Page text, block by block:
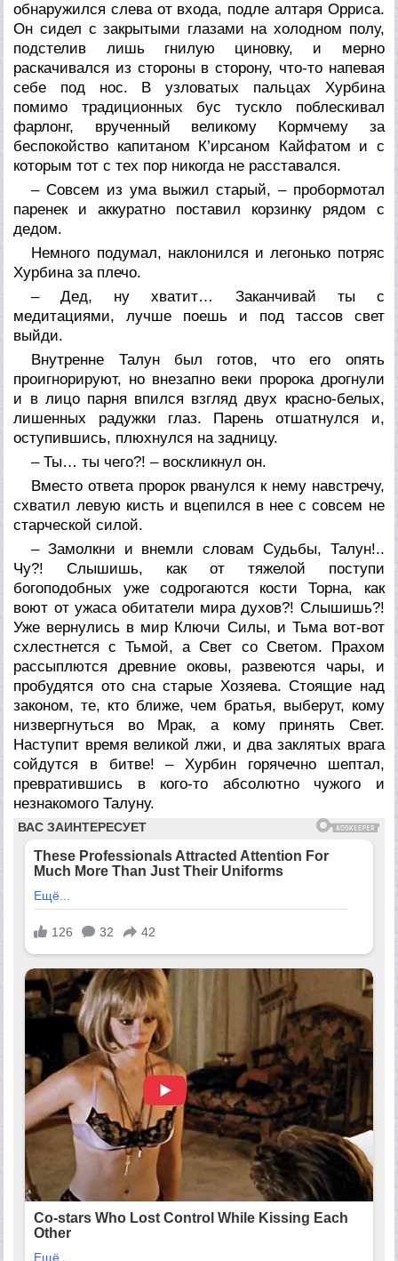
обнаружился слева от входа, подле алтаря Орриса.
Он сидел с закрытыми глазами на холодном полу,
подстелив лишь гнилую циновку, и мерно
раскачивался из стороны в сторону, что-то напевая
себе под нос. В узловатых пальцах Хурбина
помимо традиционных бус тускло поблескивал
фарлонг, врученный великому Кормчему за
беспокойство капитаном К’ирсаном Кайфатом и с
которым тот с тех пор никогда не расставался.
– Совсем из ума выжил старый, – пробормотал
паренек и аккуратно поставил корзинку рядом с
дедом.
Немного подумал, наклонился и легонько потряс
Хурбина за плечо.
– Дед, ну хватит… Заканчивай ты с
медитациями, лучше поешь и под тассов свет
выйди.
Внутренне Талун был готов, что его опять
проигнорируют, но внезапно веки пророка дрогнули
и в лицо парня впился взгляд двух красно-белых,
лишенных радужки глаз. Парень отшатнулся и,
оступившись, плюхнулся на задницу.
– Ты… ты чего?! – воскликнул он.
Вместо ответа пророк рванулся к нему навстречу,
схватил левую кисть и вцепился в нее с совсем не
старческой силой.
– Замолкни и внемли словам Судьбы, Талун!..
Чу?! Слышишь, как от тяжелой поступи
богоподобных уже содрогаются кости Торна, как
воют от ужаса обитатели мира духов?! Слышишь?!
Уже вернулись в мир Ключи Силы, и Тьма вот-вот
схлестнется с Тьмой, а Свет со Светом. Прахом
рассыплются древние оковы, развеются чары, и
пробудятся ото сна старые Хозяева. Стоящие над
законом, те, кто ближе, чем братья, выберут, кому
низвергнуться во Мрак, а кому принять Свет.
Наступит время великой лжи, и два заклятых врага
сойдутся в битве! – Хурбин горячечно шептал,
превратившись в кого-то абсолютно чужого и
незнакомого Талуну.